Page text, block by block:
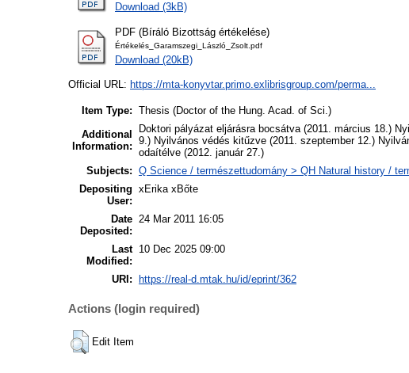
Download (3kB)
PDF (Bíráló Bizottság értékelése)
Értékelés_Garamszegi_László_Zsolt.pdf
Download (20kB)
Official URL: https://mta-konyvtar.primo.exlibrisgroup.com/perma...
Item Type: Thesis (Doctor of the Hung. Acad. of Sci.)
Additional
Information:
Doktori pályázat eljárásra bocsátva (2011. március 18.)
9.) Nyilvános védés kitűzve (2011. szeptember 12.)
odaítélve (2012. január 27.)
Subjects: Q Science / természettudomány > QH Natural history /
Depositing
User:
xErika xBőte
Date
Deposited:
24 Mar 2011 16:05
Last
Modified:
10 Dec 2025 09:00
URI: https://real-d.mtak.hu/id/eprint/362
Actions (login required)
Edit Item